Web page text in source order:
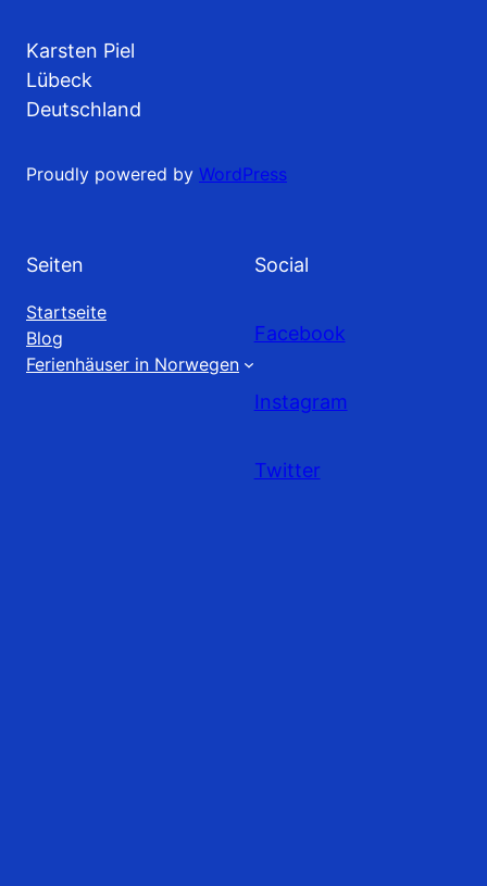
Karsten Piel
Lübeck
Deutschland
Proudly powered by WordPress
Seiten
Startseite
Blog
Ferienhäuser in Norwegen
Social
Facebook
Instagram
Twitter